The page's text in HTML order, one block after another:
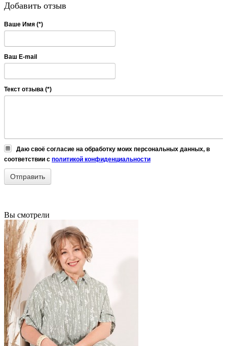
Добавить отзыв
Ваше Имя (*)
Ваш E-mail
Текст отзыва (*)
Даю своё согласие на обработку моих персональных данных, в
соответствии с политикой конфиденциальности
Вы смотрели